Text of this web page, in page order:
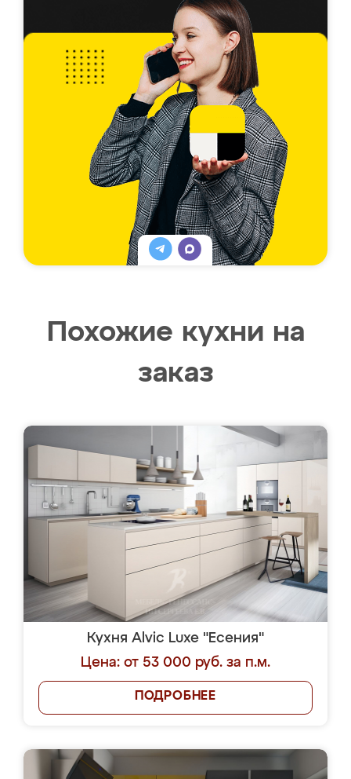
Похожие кухни на
заказ
Кухня Alvic Luxe "Есения"
Цена: от 53 000 руб. за п.м.
ПОДРОБНЕЕ